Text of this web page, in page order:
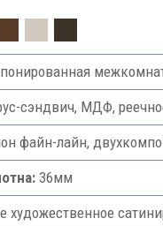
сэндвич, МДФ,
файн-лайн,
36мм
художественное